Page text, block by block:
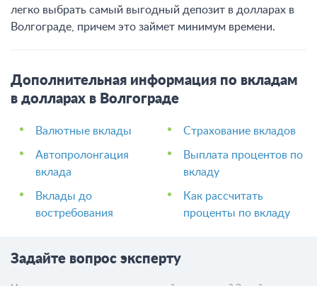
легко выбрать самый выгодный депозит в долларах в
Волгограде, причем это займет минимум времени.
Дополнительная информация по вкладам
в долларах в Волгограде
Валютные вклады
Автопролонгация
вклада
Вклады до
востребования
Страхование вкладов
Выплата процентов по
вкладу
Как рассчитать
проценты по вкладу
Задайте вопрос эксперту